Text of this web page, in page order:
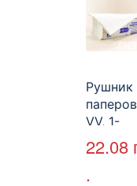
Рушник
VV, 1-
шаровий,
22.08
.